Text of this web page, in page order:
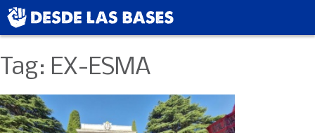
Tag: EX-ESMA